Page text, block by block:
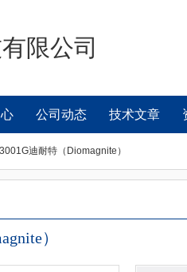
限公司
公司动态 技术文章
迪耐特（Diomagnite）
）